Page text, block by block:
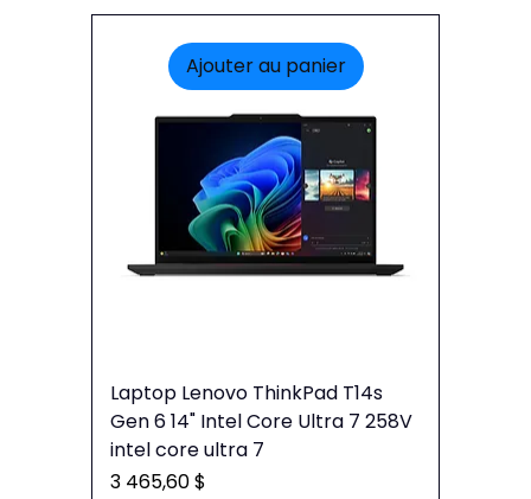
Ajouter au panier
Laptop Lenovo ThinkPad T14s
Gen 6 14" Intel Core Ultra 7 258V
intel core ultra 7
Prix
3 465,60 $